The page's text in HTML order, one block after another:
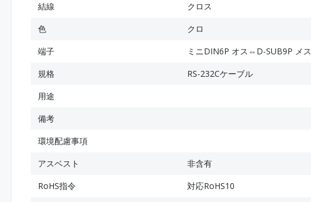
結線
クロス
色
クロ
端子
ミニDIN6P オス⇔D-SUB9P メス
規格
RS-232Cケーブル
用途
備考
環境配慮事項
アスベスト
非含有
RoHS指令
対応RoHS10